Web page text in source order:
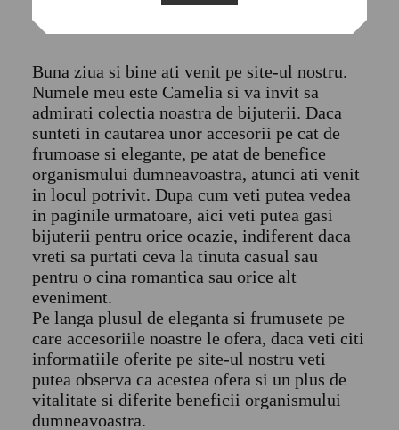
Buna ziua si bine ati venit pe site-ul nostru.
Numele meu este Camelia si va invit sa
admirati colectia noastra de bijuterii. Daca
sunteti in cautarea unor accesorii pe cat de
frumoase si elegante, pe atat de benefice
organismului dumneavoastra, atunci ati venit
in locul potrivit. Dupa cum veti putea vedea
in paginile urmatoare, aici veti putea gasi
bijuterii pentru orice ocazie, indiferent daca
vreti sa purtati ceva la tinuta casual sau
pentru o cina romantica sau orice alt
eveniment.
Pe langa plusul de eleganta si frumusete pe
care accesoriile noastre le ofera, daca veti citi
informatiile oferite pe site-ul nostru veti
putea observa ca acestea ofera si un plus de
vitalitate si diferite beneficii organismului
dumneavoastra.